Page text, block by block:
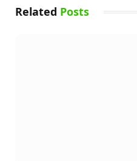
Related Posts